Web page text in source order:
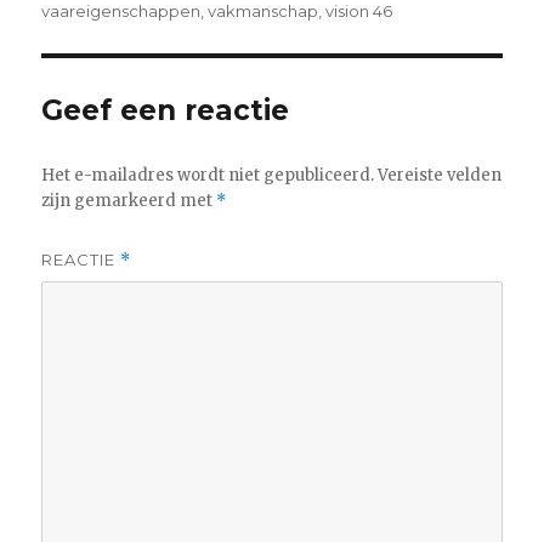
vaareigenschappen ,vakmanschap ,vision 46
Geef een reactie
Het e-mailadres wordt niet gepubliceerd. Vereiste velden
zijn gemarkeerd met *
REACTIE *